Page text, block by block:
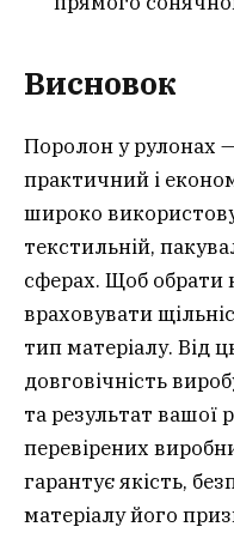
Висновок
Поролон у рулонах
практичний і
широко
текстильній,
сферах. Щоб обрати
враховувати
тип матеріалу. Від
довговічність
та результат вашої
перевірених
гарантує якість,
матеріалу його